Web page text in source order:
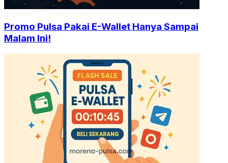
Promo Pulsa Pakai E-Wallet Hanya Sampai
Malam Ini!